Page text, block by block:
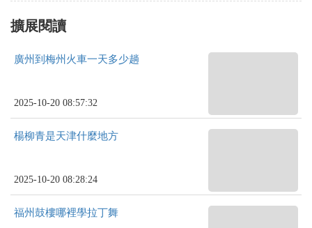
擴展閱讀
廣州到梅州火車一天多少趟
2025-10-20 08:57:32
楊柳青是天津什麼地方
2025-10-20 08:28:24
福州鼓樓哪裡學拉丁舞